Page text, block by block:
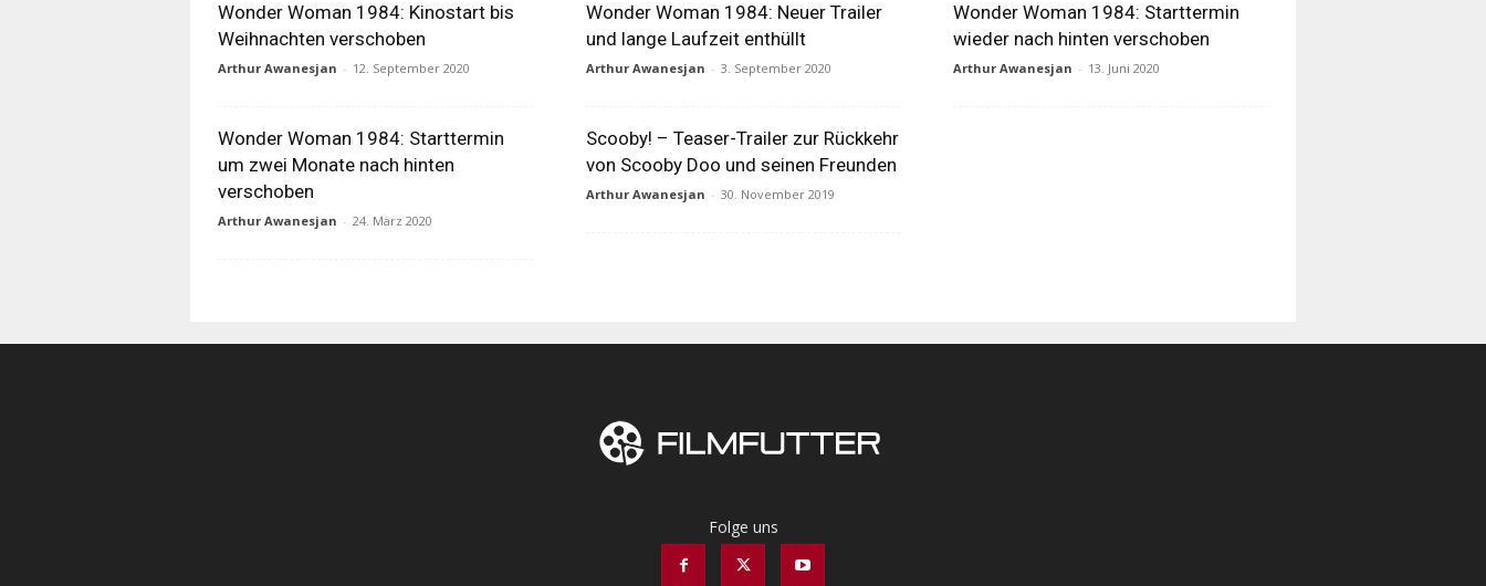
Wonder Woman 1984: Kinostart bis
Weihnachten verschoben
Arthur Awanesjan - 12. September 2020
Wonder Woman 1984: Neuer Trailer
und lange Laufzeit enthüllt
Arthur Awanesjan - 3. September 2020
Wonder Woman 1984: Starttermin
wieder nach hinten verschoben
Arthur Awanesjan - 13. Juni 2020
Wonder Woman 1984: Starttermin
um zwei Monate nach hinten
verschoben
Arthur Awanesjan - 24. März 2020
Scooby! – Teaser-Trailer zur Rückkehr
von Scooby Doo und seinen Freunden
Arthur Awanesjan - 30. November 2019
Folge uns